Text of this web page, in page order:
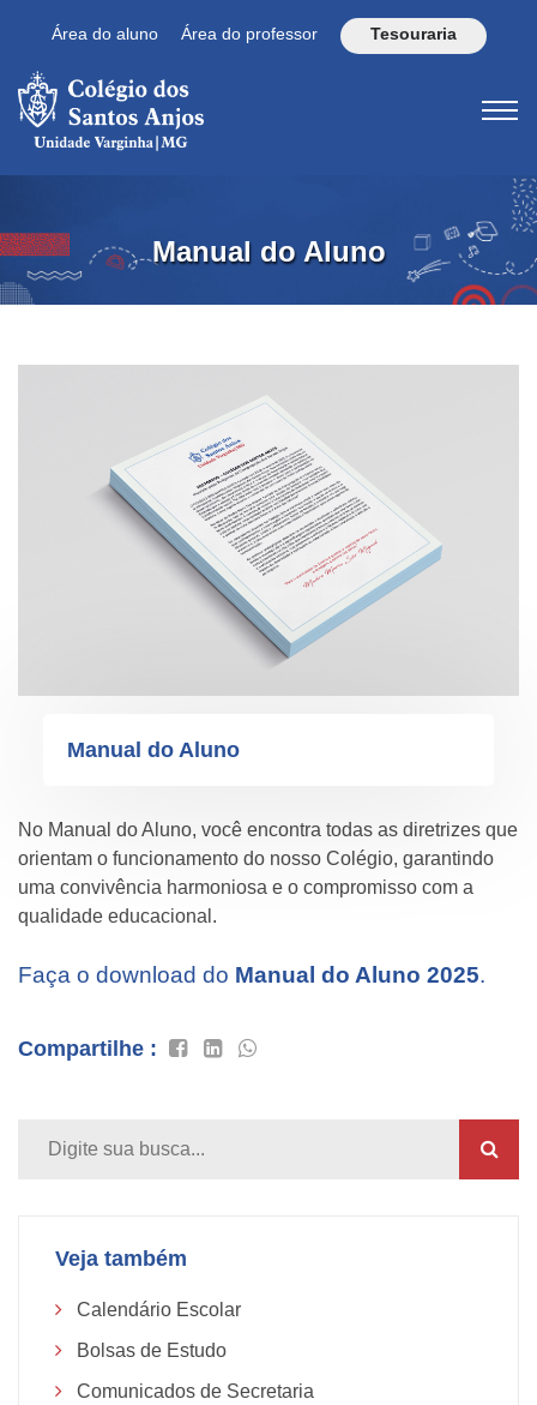
Área do aluno Área do professor Tesouraria
Manual do Aluno
Manual do Aluno
No Manual do Aluno, você encontra todas as diretrizes que
orientam o funcionamento do nosso Colégio, garantindo
uma convivência harmoniosa e o compromisso com a
qualidade educacional.
Faça o download do Manual do Aluno 2025.
Compartilhe :
Veja também
Calendário Escolar
Bolsas de Estudo
Comunicados de Secretaria